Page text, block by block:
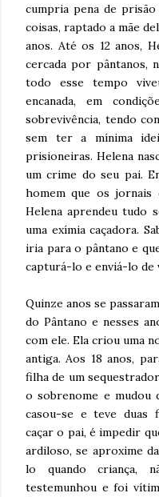
cumpria pena de
coisas, raptado a mãe
anos. Até os 12 anos,
cercada por pântanos,
todo esse tempo
encanada, em
sobrevivência, tendo
sem ter a mínima
prisioneiras. Helena
um crime do seu pai.
homem que os jornais
Helena aprendeu tudo
uma exímia caçadora.
iria para o pântano e
capturá-lo e enviá-lo de
Quinze anos se
do Pântano e nesses
com ele. Ela criou uma
antiga. Aos 18 anos,
filha de um
o sobrenome e mudou
casou-se e teve duas
caçar o pai, é impedir
ardiloso, se aproxime
lo quando criança,
testemunhou e foi